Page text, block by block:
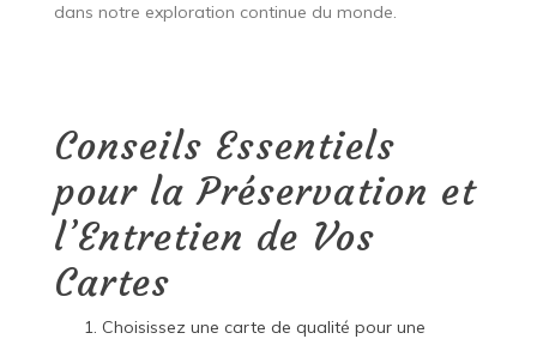
dans notre exploration continue du monde.
Conseils Essentiels
pour la Préservation et
l’Entretien de Vos
Cartes
Choisissez une carte de qualité pour une